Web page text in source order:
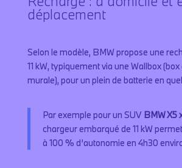
déplacement
Selon le modèle, BMW propose une
11 kW, typiquement via une Wallbox
murale), pour un plein de batterie en
Par exemple pour un SUV BMW X5
chargeur embarqué de 11 kW
à 100 % d’autonomie en 4h30